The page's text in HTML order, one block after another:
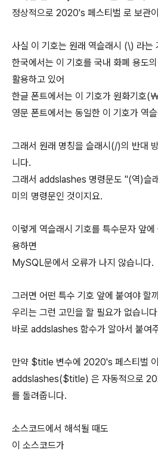
정상적으로 2020's 페스티벌 로 보관
사실 이 기호는 원래 역슬래시 (\) 라는
한국에서는 이 기호를 국내 화폐 용도
활용하고 있어
한글 폰트에서는 이 기호가 원화기호(
영문 폰트에서는 동일한 이 기호가 역
그래서 원래 명칭을 슬래시(/)의 반대
니다.
그래서 addslashes 명령문도 "(역)슬
미의 명령문인 것이지요.
이렇게 역슬래시 기호를 특수문자 앞
용하면
MySQL문에서 오류가 나지 않습니다.
그러면 어떤 특수 기호 앞에 붙여야 할
우리는 그런 고민을 할 필요가 없습니
바로 addslashes 함수가 알아서 붙여
만약 $title 변수에 2020's 페스티벌
addslashes($title) 은 자동적으로
를 돌려줍니다.
소스코드에서 해석될 때도
이 소스코드가